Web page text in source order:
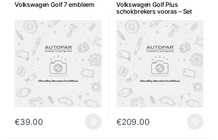
Volkswagen Golf 7 embleem
€39.00
Volkswagen Golf Plus
schokbrekers vooras – Set
van 2
€209.00